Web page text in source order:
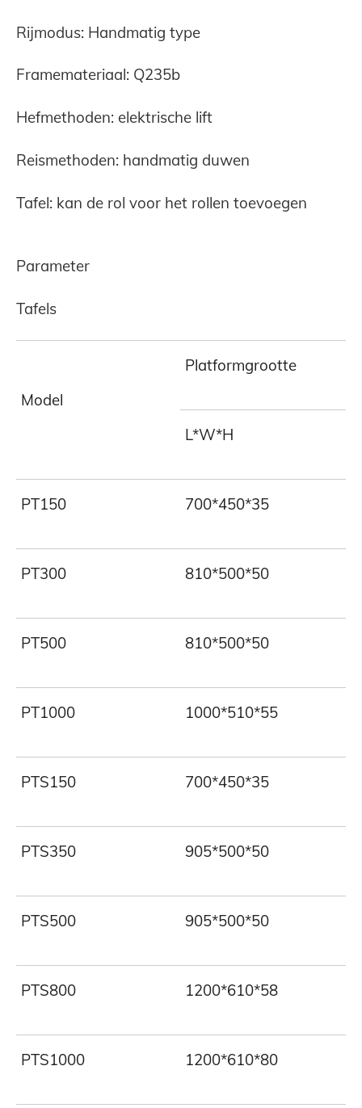
Rijmodus: Handmatig type
Framemateriaal: Q235b
Hefmethoden: elektrische lift
Reismethoden: handmatig duwen
Tafel: kan de rol voor het rollen toevoegen
Parameter
Tafels
Model
Platformgrootte
L*W*H
PT150 700*450*35
PT300 810*500*50
PT500 810*500*50
PT1000 1000*510*55
PTS150 700*450*35
PTS350 905*500*50
PTS500 905*500*50
PTS800 1200*610*58
PTS1000 1200*610*80